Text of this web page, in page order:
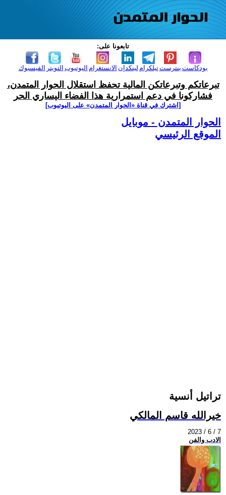
تابعونا على:
الفيسبوك التويتر اليوتيوب الانستغرام لينكدإن تيلكرامبنترست بودكاست
تبرعاتكم وتبرعاتكن المالية تحفظ استقلال الحوار المتمدن،
فشاركونا في دعم استمرارية هذا الفضاء اليساري الحر
[اشترك في قناة ‫«الحوار المتمدن» على اليوتيوب]
الحوار المتمدن - موبايل
الموقع الرئيسي
تراتيل أنسية
خيرالله قاسم المالكي
2023 / 6 / 7
الادب والفن